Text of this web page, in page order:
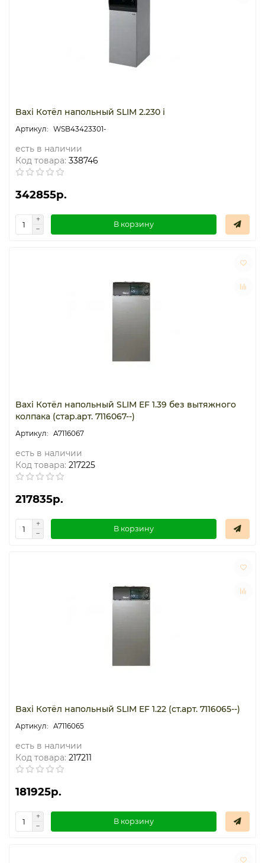
Щиты распределительные
Baxi Котёл напольный SLIM 2.230 i
WSB43423301-
есть в наличии
Код товара: 338746
342855р.
В корзину
Baxi Котёл напольный SLIM EF 1.39 без вытяжного
колпака (стар.арт. 7116067--)
A7116067
есть в наличии
Код товара: 217225
217835р.
В корзину
Baxi Котёл напольный SLIM EF 1.22 (ст.арт. 7116065--)
A7116065
есть в наличии
Код товара: 217211
181925р.
В корзину